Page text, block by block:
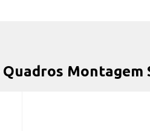
Quadros Montagem